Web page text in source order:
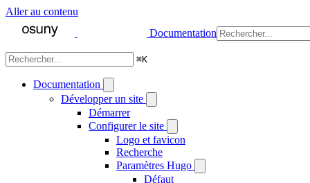
Aller au contenu
Documentation
⌘K
Documentation
Développer un site
Démarrer
Configurer le site
Logo et favicon
Recherche
Paramètres Hugo
Défaut